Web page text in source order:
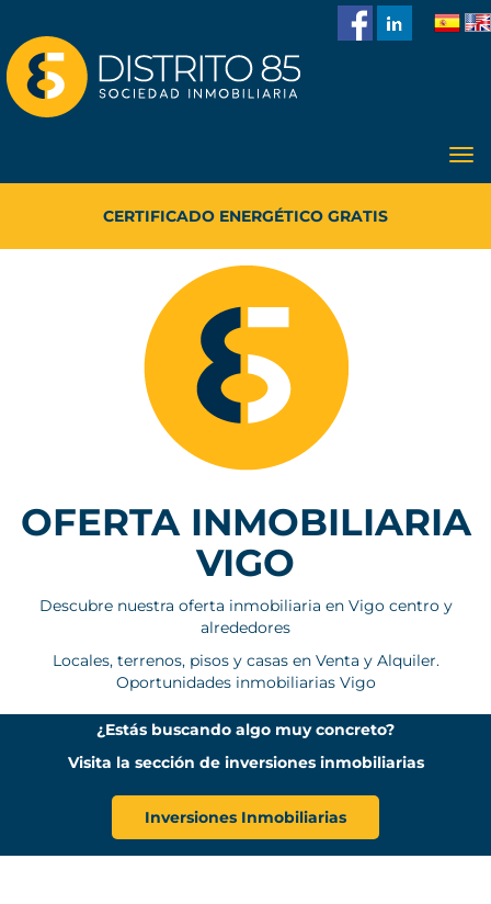
986
228
TASACIÓN DE VIVIENDA GRATIS
OFERTA INMOBILIARIA
VIGO
Descubre nuestra oferta inmobiliaria en Vigo centro y
alrededores
Locales, terrenos, pisos y casas en Venta y Alquiler.
Oportunidades inmobiliarias Vigo
¿Estás buscando algo muy concreto?
Visita la sección de inversiones inmobiliarias
Inversiones Inmobiliarias